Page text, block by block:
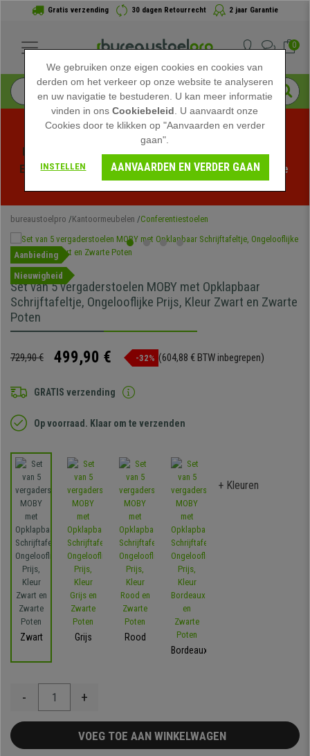
Gratis verzending 30 dagen Retourrecht 2 jaar Garantie
0
Profiteer van de Zomeruitverkoop bij bureaustoelpro!
Exclusieve kortingen voor een beperkte tijd - Bekijk de
bureaustoelpro Kantoormeubelen Conferentiestoelen
Aanbieding
Nieuwigheid
Set van 5 vergaderstoelen MOBY met Opklapbaar
Schrijftafeltje, Ongelooflijke Prijs, Kleur Zwart en Zwarte
Poten
729,90 € 499,90 € -32% (604,88 € BTW inbegrepen)
GRATIS verzending
Op voorraad. Klaar om te verzenden
Zwart Grijs
Rood
Bordeaux
+ Kleuren
- +
VOEG TOE AAN WINKELWAGEN
We gebruiken onze eigen cookies en cookies van
derden om het verkeer op onze website te analyseren
en uw navigatie te bestuderen. U kan meer informatie
vinden in onsCookiebeleid . U aanvaardt onze
Cookies door te klikken op "Aanvaarden en verder
gaan".
INSTELLEN AANVAARDEN EN VERDER GAAN